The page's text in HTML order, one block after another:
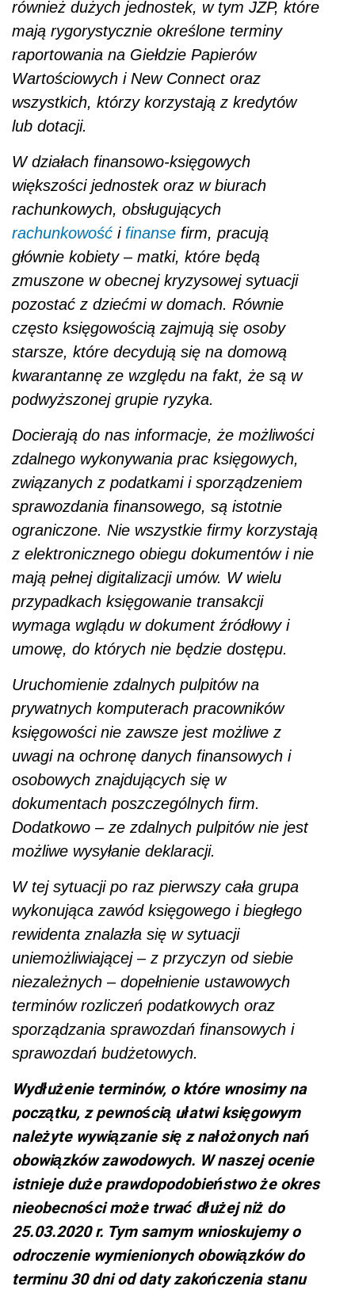
również dużych jednostek, w tym JZP, które
mają rygorystycznie określone terminy
raportowania na Giełdzie Papierów
Wartościowych i New Connect oraz
wszystkich, którzy korzystają z kredytów
lub dotacji.
W działach finansowo-księgowych
większości jednostek oraz w biurach
rachunkowych, obsługujących
rachunkowość i finanse firm, pracują
głównie kobiety – matki, które będą
zmuszone w obecnej kryzysowej sytuacji
pozostać z dziećmi w domach. Równie
często księgowością zajmują się osoby
starsze, które decydują się na domową
kwarantannę ze względu na fakt, że są w
podwyższonej grupie ryzyka.
Docierają do nas informacje, że możliwości
zdalnego wykonywania prac księgowych,
związanych z podatkami i sporządzeniem
sprawozdania finansowego, są istotnie
ograniczone. Nie wszystkie firmy korzystają
z elektronicznego obiegu dokumentów i nie
mają pełnej digitalizacji umów. W wielu
przypadkach księgowanie transakcji
wymaga wglądu w dokument źródłowy i
umowę, do których nie będzie dostępu.
Uruchomienie zdalnych pulpitów na
prywatnych komputerach pracowników
księgowości nie zawsze jest możliwe z
uwagi na ochronę danych finansowych i
osobowych znajdujących się w
dokumentach poszczególnych firm.
Dodatkowo – ze zdalnych pulpitów nie jest
możliwe wysyłanie deklaracji.
W tej sytuacji po raz pierwszy cała grupa
wykonująca zawód księgowego i biegłego
rewidenta znalazła się w sytuacji
uniemożliwiającej – z przyczyn od siebie
niezależnych – dopełnienie ustawowych
terminów rozliczeń podatkowych oraz
sporządzania sprawozdań finansowych i
sprawozdań budżetowych.
Wydłużenie terminów, o które wnosimy na
początku, z pewnością ułatwi księgowym
należyte wywiązanie się z nałożonych nań
obowiązków zawodowych. W naszej ocenie
istnieje duże prawdopodobieństwo że okres
nieobecności może trwać dłużej niż do
25.03.2020 r. Tym samym wnioskujemy o
odroczenie wymienionych obowiązków do
terminu 30 dni od daty zakończenia stanu